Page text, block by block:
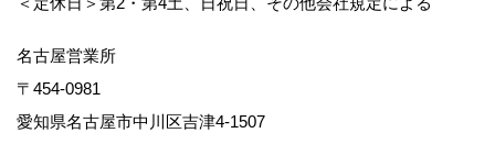
名古屋営業所
〒454-0981
愛知県名古屋市中川区吉津4-1507